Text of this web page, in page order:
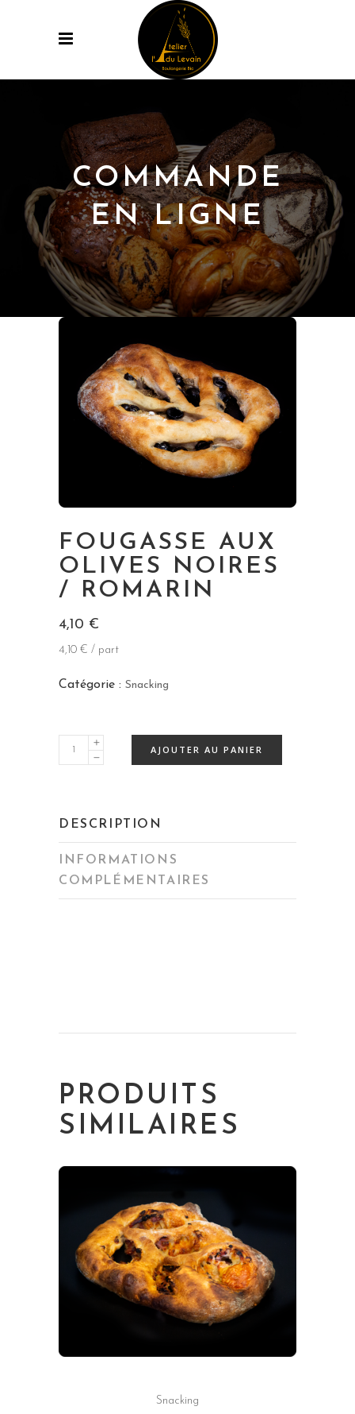
COMMANDE
EN LIGNE
FOUGASSE AUX
OLIVES NOIRES
/ ROMARIN
4,10 €
4,10 € / part
Catégorie : Snacking
Fougasse
aux
/
romarin
quantity
AJOUTER AU PANIER
DESCRIPTION
INFORMATIONS
COMPLÉMENTAIRES
PRODUITS
SIMILAIRES
Snacking